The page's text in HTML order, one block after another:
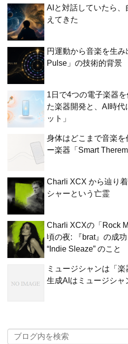
AIと対話していたら、
えてきた
円運動から音楽を生み
Pulse」の技術的背景
1日で4つの電子楽器
た楽器開発と、AI時
ット」
身体はどこまで音楽
ー楽器「Smart
Charli XCX から辿り
シャーという亡霊
Charli XCXの「Rock
頃の夜: 『brat』の成
“Indie Sleaze” のこと
ミュージシャンは「
生成AIはミュージシャ